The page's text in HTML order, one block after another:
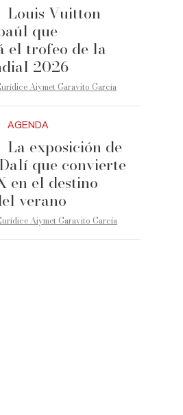
Louis Vuitton
que
el trofeo de la
2026
Aiymet Garavito García
AGENDA
La exposición de
que convierte
en el destino
verano
Aiymet Garavito García